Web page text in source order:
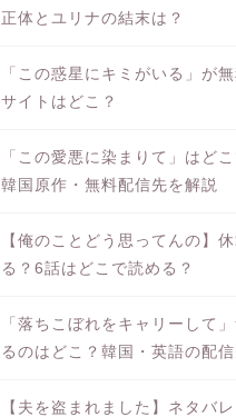
正体とユリナの結末は？
「この惑星にキミがいる」が
サイトはどこ？
「この愛悪に染まりて」はど
韓国原作・無料配信先を解説
【俺のことどう思ってんの】
る？6話はどこで読める？
「落ちこぼれをキャリーして
るのはどこ？韓国・英語の配信
【夫を盗まれました】ネタバ